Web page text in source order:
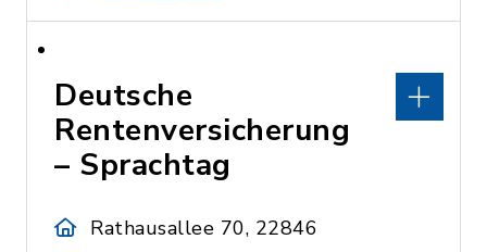
Deutsche
Rentenversicherung
– Sprachtag
Rathausallee 70, 22846